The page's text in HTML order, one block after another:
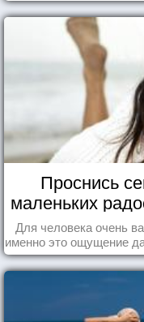
Проснись
маленьких
Для человека очень
именно это ощущение
каждый